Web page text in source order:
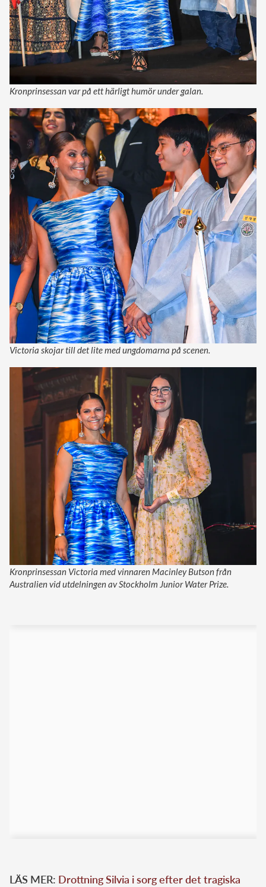
Kronprinsessan var på ett härligt humör under galan.
Victoria skojar till det lite med ungdomarna på scenen.
Kronprinsessan Victoria med vinnaren Macinley Butson från
Australien vid utdelningen av Stockholm Junior Water Prize.
LÄS MER: Drottning Silvia i sorg efter det tragiska